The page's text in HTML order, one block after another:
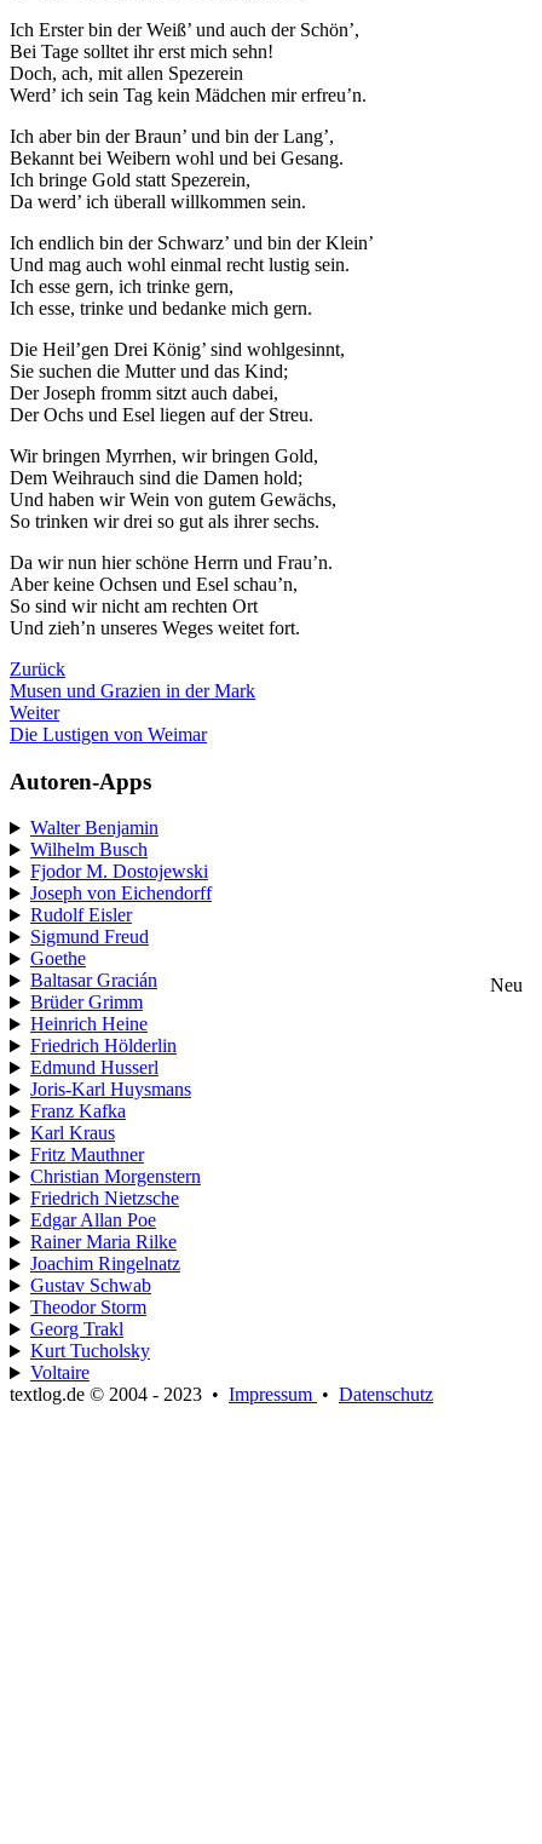
Ich Erster bin der Weiß’ und auch der Schön’,
Bei Tage solltet ihr erst mich sehn!
Doch, ach, mit allen Spezerein
Werd’ ich sein Tag kein Mädchen mir erfreu’n.
Ich aber bin der Braun’ und bin der Lang’,
Bekannt bei Weibern wohl und bei Gesang.
Ich bringe Gold statt Spezerein,
Da werd’ ich überall willkommen sein.
Ich endlich bin der Schwarz’ und bin der Klein’
Und mag auch wohl einmal recht lustig sein.
Ich esse gern, ich trinke gern,
Ich esse, trinke und bedanke mich gern.
Die Heil’gen Drei König’ sind wohlgesinnt,
Sie suchen die Mutter und das Kind;
Der Joseph fromm sitzt auch dabei,
Der Ochs und Esel liegen auf der Streu.
Wir bringen Myrrhen, wir bringen Gold,
Dem Weihrauch sind die Damen hold;
Und haben wir Wein von gutem Gewächs,
So trinken wir drei so gut als ihrer sechs.
Da wir nun hier schöne Herrn und Frau’n.
Aber keine Ochsen und Esel schau’n,
So sind wir nicht am rechten Ort
Und zieh’n unseres Weges weitet fort.
Zurück
Musen und Grazien in der Mark
Weiter
Die Lustigen von Weimar
Autoren-Apps
Walter Benjamin
Wilhelm Busch
Fjodor M. Dostojewski
Joseph von Eichendorff
Rudolf Eisler
Sigmund Freud
Goethe
Baltasar Gracián
Neu
Brüder Grimm
Heinrich Heine
Friedrich Hölderlin
Edmund Husserl
Joris-Karl Huysmans
Franz Kafka
Karl Kraus
Fritz Mauthner
Christian Morgenstern
Friedrich Nietzsche
Edgar Allan Poe
Rainer Maria Rilke
Joachim Ringelnatz
Gustav Schwab
Theodor Storm
Georg Trakl
Kurt Tucholsky
Voltaire
textlog.de © 2004 - 2023 • Impressum • Datenschutz